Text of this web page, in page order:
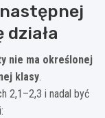
nie ma określonej
klasy.
2,1–2,3 i nadal być